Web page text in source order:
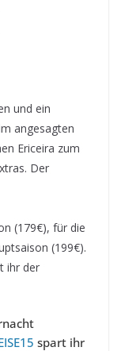
und ein
angesagten
Ericeira zum
Der
(179€), für die
(199€).
ihr der
spart ihr